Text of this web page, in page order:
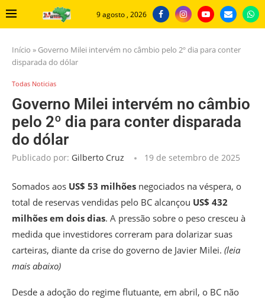
9 agosto , 2026
Início » Governo Milei intervém no câmbio pelo 2º dia para conter
disparada do dólar
Todas Noticias
Governo Milei intervém no câmbio
pelo 2º dia para conter disparada
do dólar
Publicado por: Gilberto Cruz 19 de setembro de 2025
Somados aos US$ 53 milhões negociados na véspera, o
total de reservas vendidas pelo BC alcançou US$ 432
milhões em dois dias. A pressão sobre o peso cresceu à
medida que investidores correram para dolarizar suas
carteiras, diante da crise do governo de Javier Milei. (leia
mais abaixo)
Desde a adoção do regime flutuante, em abril, o BC não